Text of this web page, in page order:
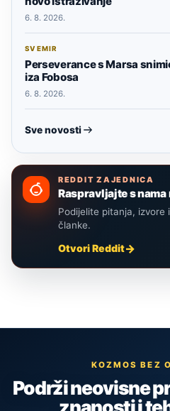
6. 8. 2026.
SVEMIR
Perseverance s Marsa
iza Fobosa
6. 8. 2026.
Sve novosti
REDDIT ZAJEDNICA
Raspravljajte s
Podijelite pitanja, izvore
članke.
Otvori Reddit
KOZMOS BEZ
Podrži neovisne